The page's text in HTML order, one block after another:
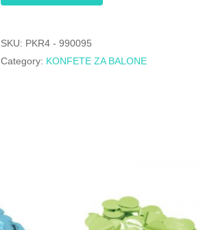
SKU: PKR4 - 990095
Category: KONFETE ZA BALONE